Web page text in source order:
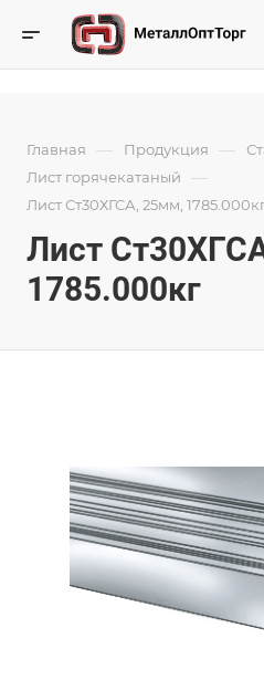
Главная — Продукция —
Лист горячекатаный —
Лист Ст30ХГСА, 25мм,
Лист
1785.000кг